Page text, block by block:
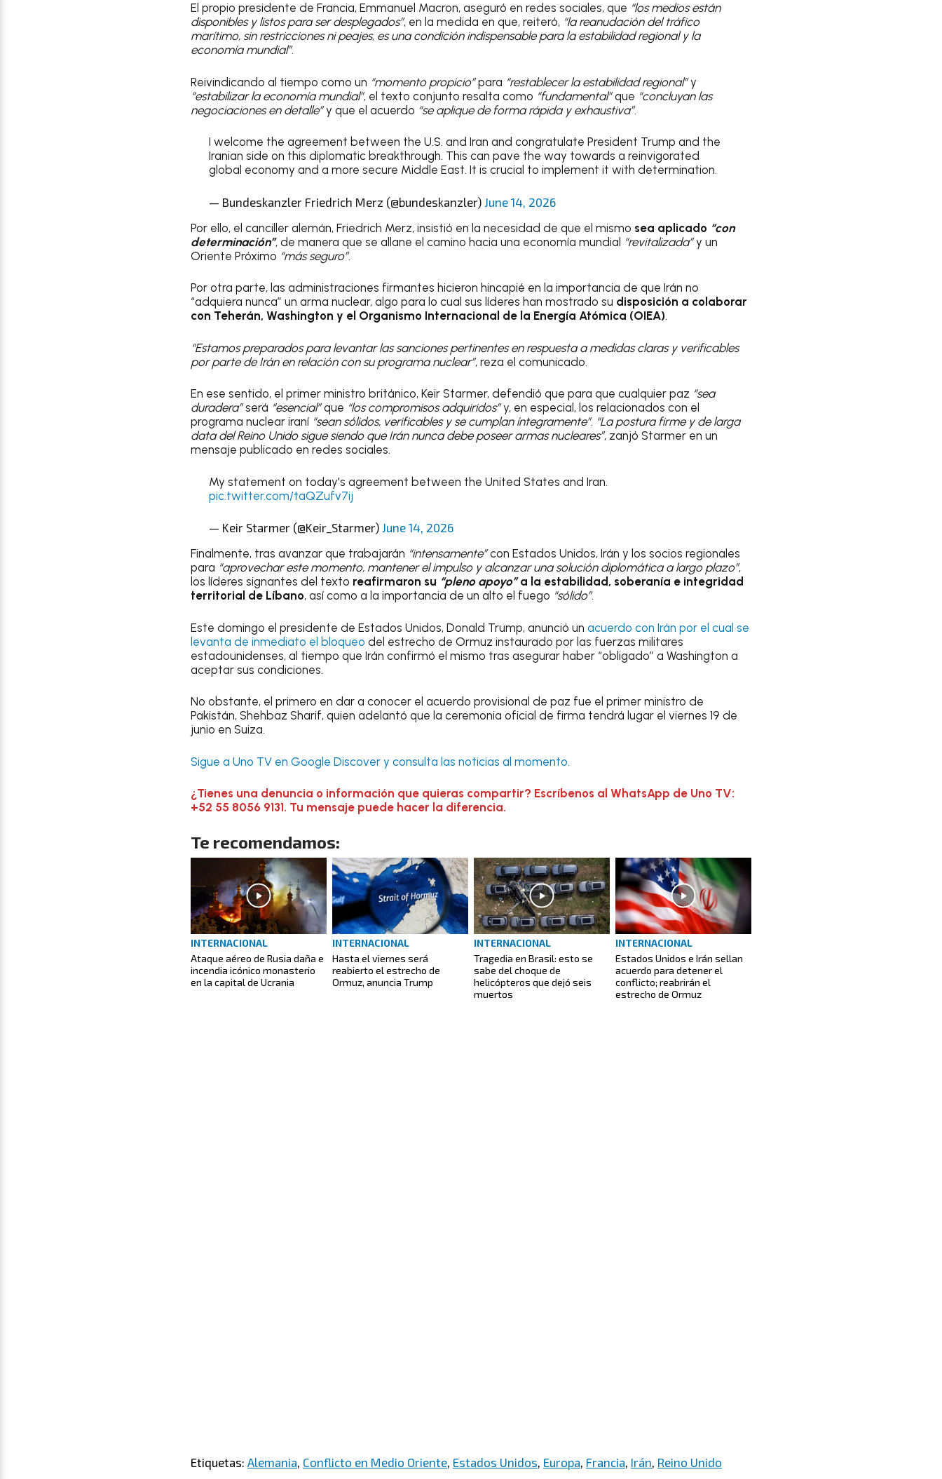
El propio presidente de Francia, Emmanuel Macron, aseguró en redes sociales, que “los medios están
disponibles y listos para ser desplegados”, en la medida en que, reiteró, “la reanudación del tráfico
marítimo, sin restricciones ni peajes, es una condición indispensable para la estabilidad regional y la
economía mundial”.
Reivindicando al tiempo como un “momento propicio”para “restablecer la estabilidad regional”y
“estabilizar la economía mundial”, el texto conjunto resalta como “fundamental”que “concluyan las
negociaciones en detalle”y que el acuerdo “se aplique de forma rápida y exhaustiva”.
I welcome the agreement between the U.S. and Iran and congratulate President Trump and the
Iranian side on this diplomatic breakthrough. This can pave the way towards a reinvigorated
global economy and a more secure Middle East. It is crucial to implement it with determination.
— Bundeskanzler Friedrich Merz (@bundeskanzler) June 14, 2026
Por ello, el canciller alemán, Friedrich Merz, insistió en la necesidad de que el mismo sea aplicado “con
determinación”, de manera que se allane el camino hacia una economía mundial “revitalizada”y un
Oriente Próximo “más seguro”.
Por otra parte, las administraciones firmantes hicieron hincapié en la importancia de que Irán no
“adquiera nunca” un arma nuclear, algo para lo cual sus líderes han mostrado su disposición a colaborar
con Teherán, Washington y el Organismo Internacional de la Energía Atómica (OIEA).
“Estamos preparados para levantar las sanciones pertinentes en respuesta a medidas claras y verificables
por parte de Irán en relación con su programa nuclear”, reza el comunicado.
En ese sentido, el primer ministro británico, Keir Starmer, defendió que para que cualquier paz “sea
duradera”será “esencial”que “los compromisos adquiridos”y, en especial, los relacionados con el
programa nuclear iraní “sean sólidos, verificables y se cumplan íntegramente”. “La postura firme y de larga
data del Reino Unido sigue siendo que Irán nunca debe poseer armas nucleares”, zanjó Starmer en un
mensaje publicado en redes sociales.
My statement on today's agreement between the United States and Iran.
pic.twitter.com/taQZufv7ij
— Keir Starmer (@Keir_Starmer) June 14, 2026
Finalmente, tras avanzar que trabajarán “intensamente”con Estados Unidos, Irán y los socios regionales
para “aprovechar este momento, mantener el impulso y alcanzar una solución diplomática a largo plazo”,
los líderes signantes del texto reafirmaron su “pleno apoyo”a la estabilidad, soberanía e integridad
territorial de Líbano, así como a la importancia de un alto el fuego “sólido”.
Este domingo el presidente de Estados Unidos, Donald Trump, anunció un acuerdo con Irán por el cual se
levanta de inmediato el bloqueo del estrecho de Ormuz instaurado por las fuerzas militares
estadounidenses, al tiempo que Irán confirmó el mismo tras asegurar haber “obligado” a Washington a
aceptar sus condiciones.
No obstante, el primero en dar a conocer el acuerdo provisional de paz fue el primer ministro de
Pakistán, Shehbaz Sharif, quien adelantó que la ceremonia oficial de firma tendrá lugar el viernes 19 de
junio en Suiza.
Sigue a Uno TV en Google Discover y consulta las noticias al momento.
¿Tienes una denuncia o información que quieras compartir? Escríbenos al WhatsApp de Uno TV:
+52 55 8056 9131. Tu mensaje puede hacer la diferencia.
Te recomendamos:
INTERNACIONAL
Ataque aéreo de Rusia daña e
incendia icónico monasterio
en la capital de Ucrania
INTERNACIONAL
Hasta el viernes será
reabierto el estrecho de
Ormuz, anuncia Trump
INTERNACIONAL
Tragedia en Brasil: esto se
sabe del choque de
helicópteros que dejó seis
muertos
INTERNACIONAL
Estados Unidos e Irán sellan
acuerdo para detener el
conflicto; reabrirán el
estrecho de Ormuz
Etiquetas: Alemania Conflicto en Medio Oriente Estados Unidos Europa Francia Irán Reino Unido